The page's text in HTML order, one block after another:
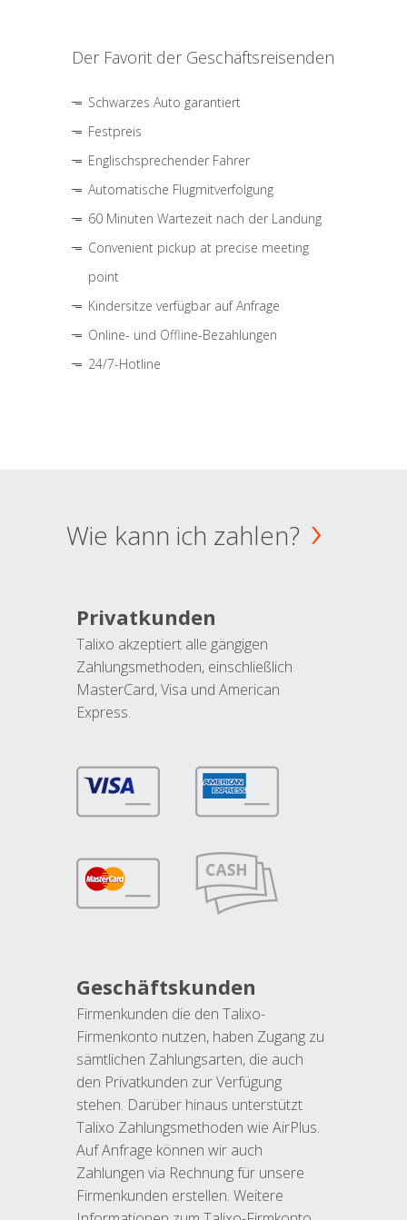
Der Favorit der Geschäftsreisenden
Schwarzes Auto garantiert
Festpreis
Englischsprechender Fahrer
Automatische Flugmitverfolgung
60 Minuten Wartezeit nach der Landung
Convenient pickup at precise meeting
point
Kindersitze verfügbar auf Anfrage
Online- und Offline-Bezahlungen
24/7-Hotline
Wie kann ich zahlen?
Privatkunden
Talixo akzeptiert alle gängigen
Zahlungsmethoden, einschließlich
MasterCard, Visa und American
Express.
Geschäftskunden
Firmenkunden die den Talixo-
Firmenkonto nutzen, haben Zugang zu
sämtlichen Zahlungsarten, die auch
den Privatkunden zur Verfügung
stehen. Darüber hinaus unterstützt
Talixo Zahlungsmethoden wie AirPlus.
Auf Anfrage können wir auch
Zahlungen via Rechnung für unsere
Firmenkunden erstellen. Weitere